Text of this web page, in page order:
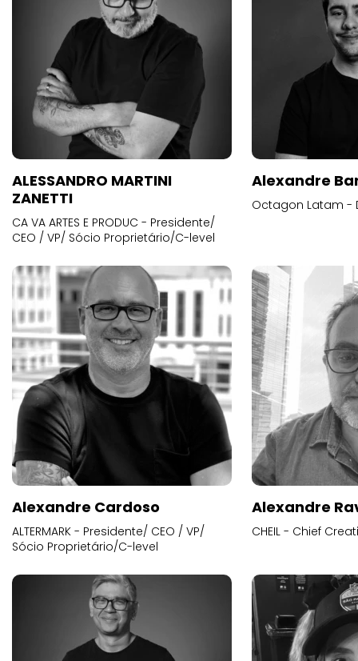
ALESSANDRO MARTINI
ZANETTI
CA VA ARTES E PRODUC - Presidente/
CEO / VP/ Sócio Proprietário/C-level
Alexandre
Octagon Latam -
Alexandre Cardoso
ALTERMARK - Presidente/ CEO / VP/
Sócio Proprietário/C-level
Alexandre
CHEIL - Chief